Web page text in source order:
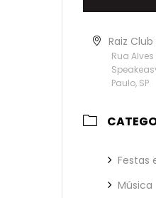
Raiz Club
Rua
Paulo, SP
Festas
Música